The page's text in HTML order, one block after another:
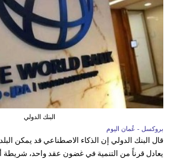
البنك الدولي
بروكسل - عُمان اليوم
قال البنك الدولي إن الذكاء الاصطناعي قد يمكن
يعادل قرناً من التنمية في غضون عقد واحد،